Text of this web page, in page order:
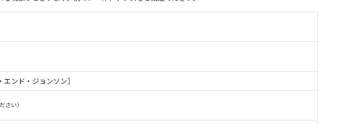
ンド・ジョンソン］
さい）